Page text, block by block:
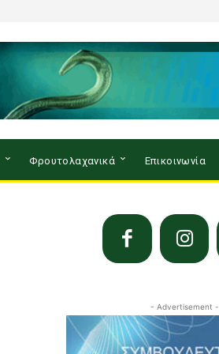
Φρουτολαχανικά Επικοινωνία
- Advertisement -